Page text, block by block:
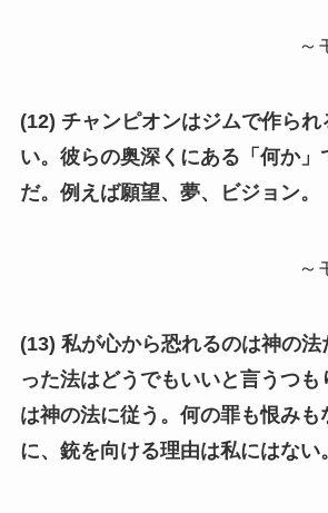
～
(12) チャンピオンはジムで作られ
い。彼らの奥深くにある「何か」
だ。例えば願望、夢、ビジョン。
～
(13) 私が心から恐れるのは神の
った法はどうでもいいと言うつも
は神の法に従う。何の罪も恨みも
に、銃を向ける理由は私にはない。